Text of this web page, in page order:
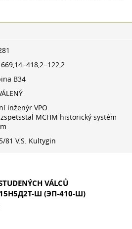
669,14−418,2−122,2
B34
inženýr VPO
MCHM historický systém
81 V.S. Kultygin
VÁLCŮ
Ш (ЭП-410-Ш)